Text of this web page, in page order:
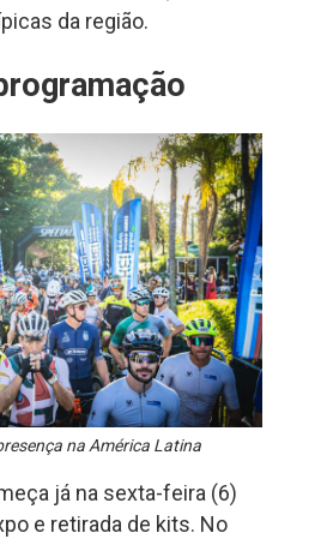
da região.
na América Latina
já na sexta-feira (6)
e retirada de kits. No